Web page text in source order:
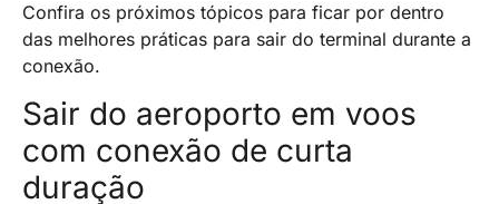
Confira os próximos tópicos para ficar por dentro
das melhores práticas para sair do terminal durante a
conexão.
Sair do aeroporto em voos
com conexão de curta
duração